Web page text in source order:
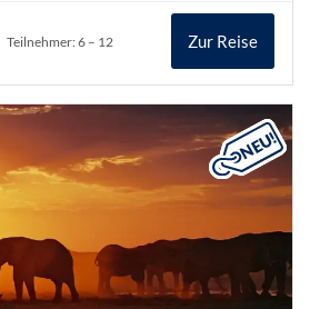
Teilnehmer: 6 – 12 Zur Reise